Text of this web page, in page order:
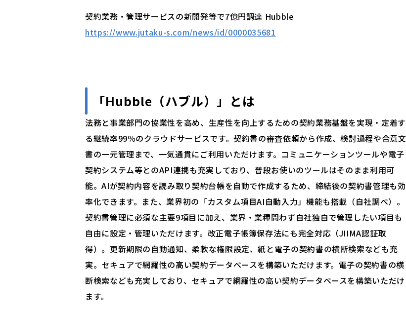
契約業務・管理サービスの新開発等で7億円調達 Hubble
https://www.jutaku-s.com/news/id/0000035681
「Hubble（ハブル）」 とは
法務と事業部門の協業性を高め、生産性を向上するための契約業務基盤を実現・定着す
る継続率99％のクラウドサービスです。契約書の審査依頼から作成、検討過程や合意文
書の一元管理まで、一気通貫にご利用いただけます。コミュニケーションツールや電子
契約システム等とのAPI連携も充実しており、普段お使いのツールはそのまま利用可
能。AIが契約内容を読み取り契約台帳を自動で作成するため、締結後の契約書管理も効
率化できます。また、業界初の「カスタム項目AI自動入力」機能も搭載（自社調べ）。
契約書管理に必須な主要9項目に加え、業界・業種問わず自社独自で管理したい項目も
自由に設定・管理いただけます。改正電子帳簿保存法にも完全対応（JIIMA認証取
得）。更新期限の自動通知、柔軟な権限設定、紙と電子の契約書の横断検索なども充
実。セキュアで網羅性の高い契約データベースを構築いただけます。電子の契約書の横
断検索なども充実しており、セキュアで網羅性の高い契約データベースを構築いただけ
ます。